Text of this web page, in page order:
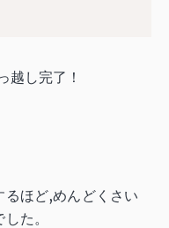
越し完了！
るほど,めんどくさい
た。